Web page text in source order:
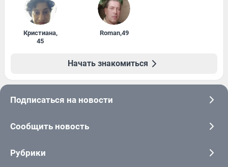
Кристиана,
45
Roman,49
Начать знакомиться
Подписаться на новости
Сообщить новость
Рубрики